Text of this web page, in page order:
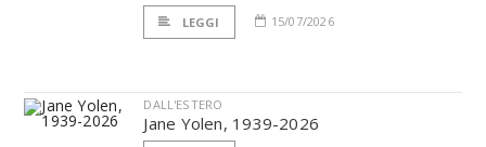
LEGGI 15/07/2026
DALL'ESTERO
Jane Yolen, 1939-2026